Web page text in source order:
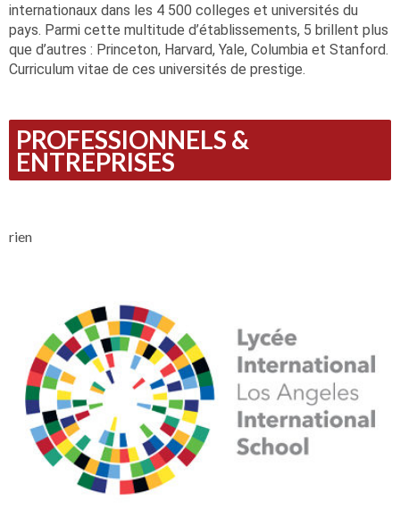
internationaux dans les 4 500 colleges et universités du
pays. Parmi cette multitude d’établissements, 5 brillent plus
que d’autres : Princeton, Harvard, Yale, Columbia et Stanford.
Curriculum vitae de ces universités de prestige.
PROFESSIONNELS &
ENTREPRISES
rien